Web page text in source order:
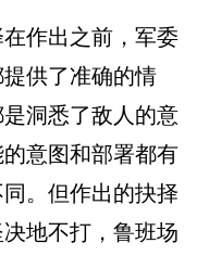
作出之前，军委
供了准确的情
洞悉了敌人的意
意图和部署都有
。但作出的抉择
地不打，鲁班场